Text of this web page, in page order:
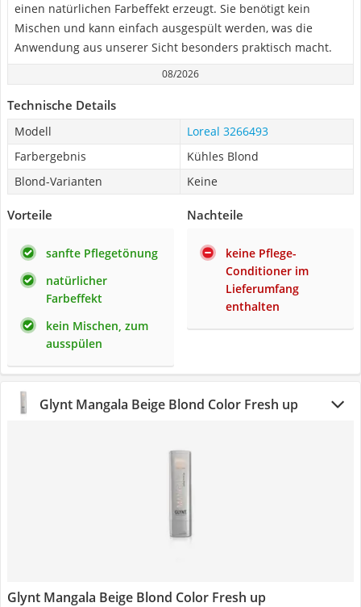
einen natürlichen Farbeffekt erzeugt. Sie benötigt kein
Mischen und kann einfach ausgespült werden, was die
Anwendung aus unserer Sicht besonders praktisch macht.
08/2026
Technische Details
Modell
Loreal 3266493
Farbergebnis
Kühles Blond
Blond-Varianten
Keine
Vorteile
sanfte Pflegetönung
natürlicher
Farbeffekt
kein Mischen, zum
ausspülen
Nachteile
keine Pflege-
Conditioner im
Lieferumfang
enthalten
Glynt Mangala Beige Blond Color Fresh up
Glynt Mangala Beige Blond Color Fresh up